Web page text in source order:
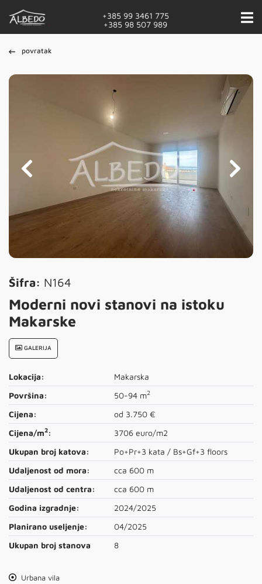
+385 99 3461 775
+385 98 507 989
povratak
Šifra: N164
Moderni novi stanovi na istoku
Makarske
GALERIJA
Lokacija:
Makarska
Površina:
50-94 m2
Cijena:
od 3.750 €
Cijena/m2:
3706 euro/m2
Ukupan broj katova:
Po+Pr+3 kata / Bs+Gf+3 floors
Udaljenost od mora:
cca 600 m
Udaljenost od centra:
cca 600 m
Godina izgradnje:
2024/2025
Planirano useljenje:
04/2025
Ukupan broj stanova
8
Urbana vila